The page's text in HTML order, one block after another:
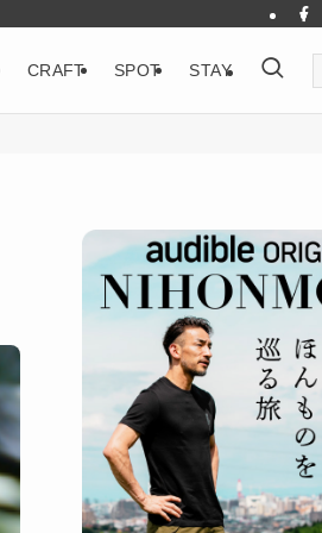
CRAFT SPOT STAY